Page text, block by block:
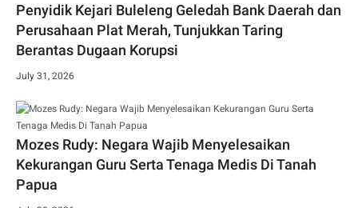
Penyidik Kejari Buleleng Geledah Bank Daerah dan
Perusahaan Plat Merah, Tunjukkan Taring
Berantas Dugaan Korupsi
July 31, 2026
Mozes Rudy: Negara Wajib Menyelesaikan
Kekurangan Guru Serta Tenaga Medis Di Tanah
Papua